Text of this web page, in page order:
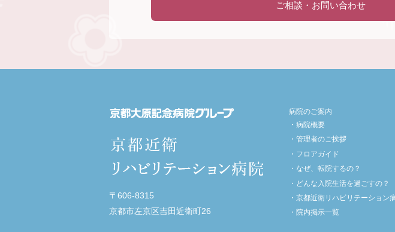
ご相談・お問い合わせ
〒606-8315
京都市左京区吉田近衛町26
病院のご案内
病院概要
管理者のご挨拶
フロアガイド
なぜ、転院するの？
どんな入院生活を過ごすの？
京都近衛リハビリテーション
院内掲示一覧